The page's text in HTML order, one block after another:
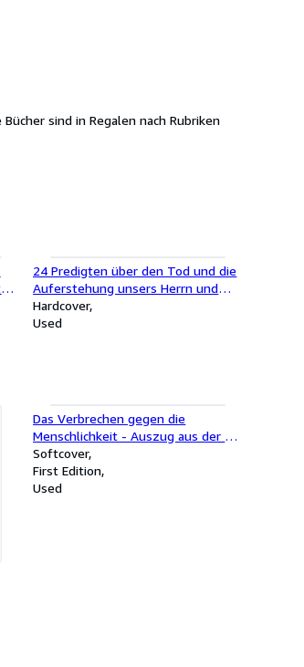
sind in Regalen nach Rubriken
24 Predigten über den Tod und die
Auferstehung unsers Herrn und
Heilandes Jesus Christus
Hardcover
Used
Das Verbrechen gegen die
Menschlichkeit - Auszug aus der "
Nouvelle Revue de Droit
International Prive " No. 2, 1946
Softcover
First Edition
Used